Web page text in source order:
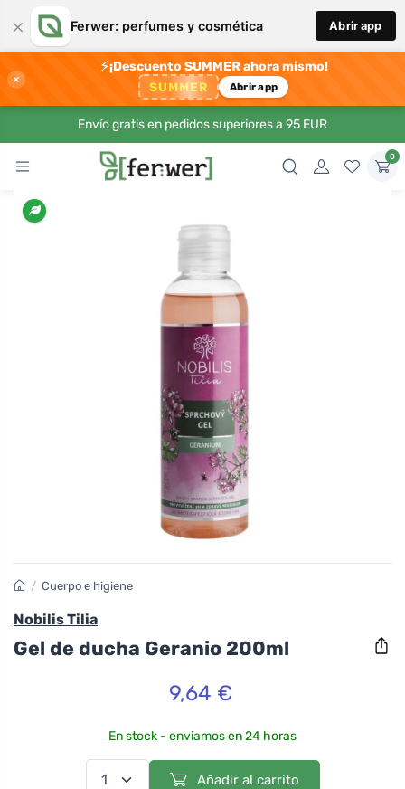
× Ferwer: perfumes y cosmética Abrir app
×
⚡¡Descuento SUMMER ahora mismo!
SUMMER Abrir app
Envío gratis en pedidos superiores a 95 EUR
0
/ Cuerpo e higiene
Nobilis Tilia
Gel de ducha Geranio 200ml
9,64 €
En stock - enviamos en 24 horas
Añadir al carrito